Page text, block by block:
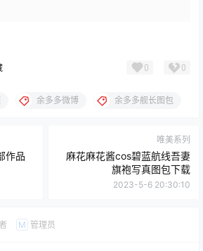
0 0
余多多微博 余多多舰长图包
作品
唯美系列
麻花麻花酱cos碧蓝航线吾妻
旗袍写真图包下载
2023-5-6 20:30:10
M 管理员